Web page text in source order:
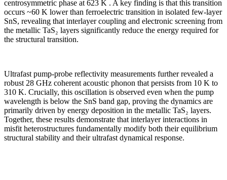
centrosymmetric phase at 623 K . A key finding is that this transition
occurs ~60 K lower than ferroelectric transition in isolated few-layer
SnS, revealing that interlayer coupling and electronic screening from
the metallic TaS₂ layers significantly reduce the energy required for
the structural transition.
Ultrafast pump-probe reflectivity measurements further revealed a
robust 28 GHz coherent acoustic phonon that persists from 10 K to
310 K. Crucially, this oscillation is observed even when the pump
wavelength is below the SnS band gap, proving the dynamics are
primarily driven by energy deposition in the metallic TaS₂ layers.
Together, these results demonstrate that interlayer interactions in
misfit heterostructures fundamentally modify both their equilibrium
structural stability and their ultrafast dynamical response.